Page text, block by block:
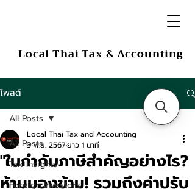
Local Thai Tax & Accounting
โพสต์
All Posts
Tax Insights
Foreign Investors
All Posts
"ใบกำกับภาษีสำคัญอย่างไร?
ห้ามมองข้าม! รวมถึงค่าปรับ
Local Thai Tax and Accounting
3 พ.ย. 2567ยาว 1 นาที